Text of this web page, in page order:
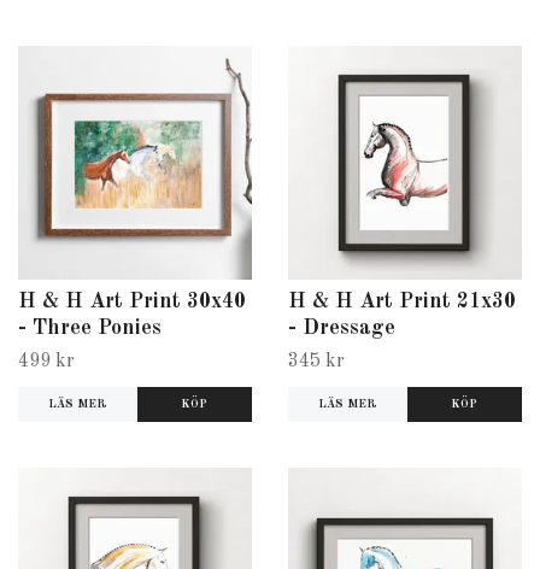
H & H Art Print 30x40
- Three Ponies
499 kr
LÄS MER
H & H Art Print 21x30
- Dressage
345 kr
LÄS MER